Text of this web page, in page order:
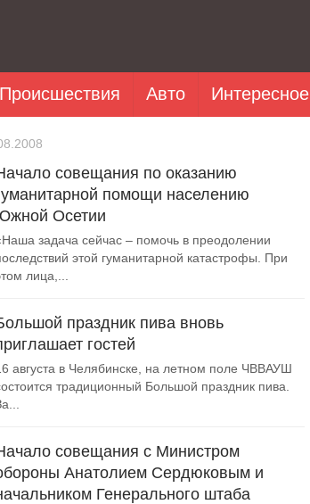
Происшествия Авто Интересное
совещания по оказанию
помощи населению
Осетии
задача сейчас – помочь в преодолении
этой гуманитарной катастрофы. При
лица,...
праздник пива вновь
гостей
августа в Челябинске, на летном поле ЧВВАУШ
традиционный Большой праздник пива.
совещания с Министром
Анатолием Сердюковым и
Генерального штаба